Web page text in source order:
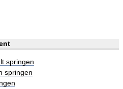
springen
springen